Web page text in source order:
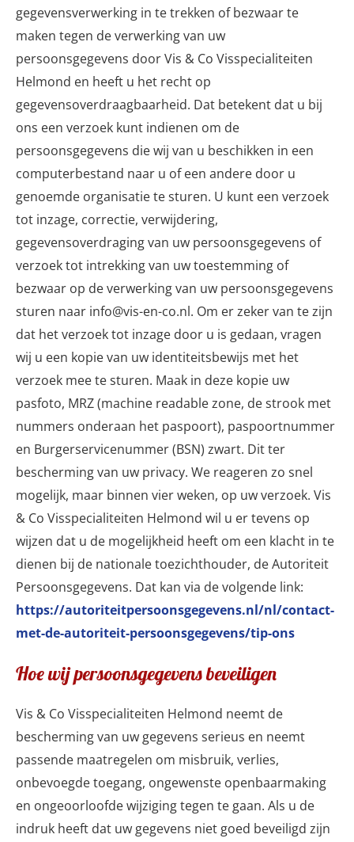
gegevensverwerking in te trekken of bezwaar te
maken tegen de verwerking van uw
persoonsgegevens door Vis & Co Visspecialiteiten
Helmond en heeft u het recht op
gegevensoverdraagbaarheid. Dat betekent dat u bij
ons een verzoek kunt indienen om de
persoonsgegevens die wij van u beschikken in een
computerbestand naar u of een andere door u
genoemde organisatie te sturen. U kunt een verzoek
tot inzage, correctie, verwijdering,
gegevensoverdraging van uw persoonsgegevens of
verzoek tot intrekking van uw toestemming of
bezwaar op de verwerking van uw persoonsgegevens
sturen naar info@vis-en-co.nl. Om er zeker van te zijn
dat het verzoek tot inzage door u is gedaan, vragen
wij u een kopie van uw identiteitsbewijs met het
verzoek mee te sturen. Maak in deze kopie uw
pasfoto, MRZ (machine readable zone, de strook met
nummers onderaan het paspoort), paspoortnummer
en Burgerservicenummer (BSN) zwart. Dit ter
bescherming van uw privacy. We reageren zo snel
mogelijk, maar binnen vier weken, op uw verzoek. Vis
& Co Visspecialiteiten Helmond wil u er tevens op
wijzen dat u de mogelijkheid heeft om een klacht in te
dienen bij de nationale toezichthouder, de Autoriteit
Persoonsgegevens. Dat kan via de volgende link:
https://autoriteitpersoonsgegevens.nl/nl/contact-
met-de-autoriteit-persoonsgegevens/tip-ons
Hoe wij persoonsgegevens beveiligen
Vis & Co Visspecialiteiten Helmond neemt de
bescherming van uw gegevens serieus en neemt
passende maatregelen om misbruik, verlies,
onbevoegde toegang, ongewenste openbaarmaking
en ongeoorloofde wijziging tegen te gaan. Als u de
indruk heeft dat uw gegevens niet goed beveiligd zijn